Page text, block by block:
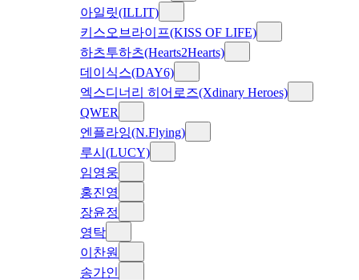
아일릿(ILLIT)
키스오브라이프(KISS OF LIFE)
하츠투하츠(Hearts2Hearts)
데이식스(DAY6)
엑스디너리 히어로즈(Xdinary Heroes)
QWER
엔플라잉(N.Flying)
루시(LUCY)
임영웅
홍진영
장윤정
영탁
이찬원
송가인